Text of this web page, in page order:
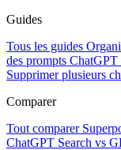
Guides
Tous les guides
des prompts ChatGPT
Supprimer plusieurs
Comparer
Tout comparer
ChatGPT Search vs